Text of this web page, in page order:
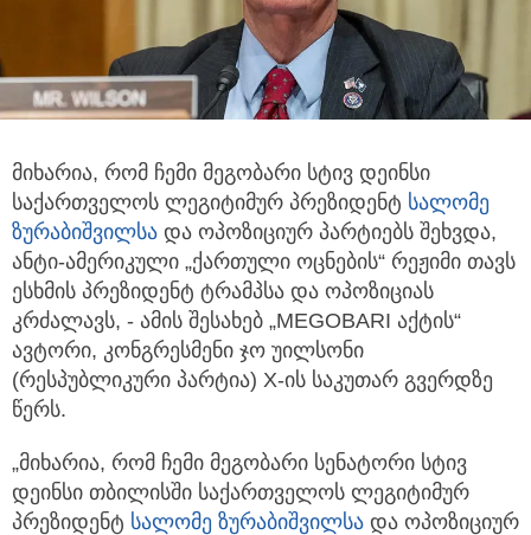
მიხარია, რომ ჩემი მეგობარი სტივ დეინსი
საქართველოს ლეგიტიმურ პრეზიდენტ სალომე
ზურაბიშვილსა და ოპოზიციურ პარტიებს შეხვდა,
ანტი-ამერიკული „ქართული ოცნების“ რეჟიმი თავს
ესხმის პრეზიდენტ ტრამპსა და ოპოზიციას
კრძალავს, - ამის შესახებ „MEGOBARI აქტის“
ავტორი, კონგრესმენი ჯო უილსონი
(რესპუბლიკური პარტია) X-ის საკუთარ გვერდზე
წერს.
„მიხარია, რომ ჩემი მეგობარი სენატორი სტივ
დეინსი თბილისში საქართველოს ლეგიტიმურ
პრეზიდენტ სალომე ზურაბიშვილსა და ოპოზიციურ